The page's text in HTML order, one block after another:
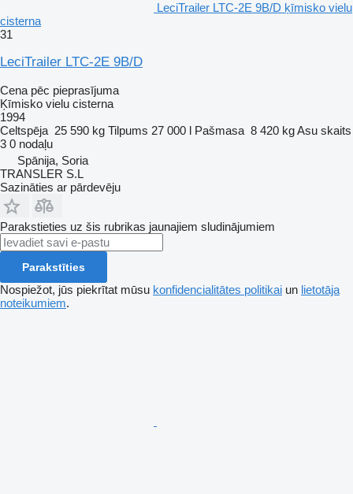
LeciTrailer LTC-2E 9B/D ķīmisko vielu
cisterna
31
LeciTrailer LTC-2E 9B/D
Cena pēc pieprasījuma
Ķīmisko vielu cisterna
1994
Celtspēja 25 590 kg Tilpums 27 000 l Pašmasa 8 420 kgAsu skaits
3 0 nodaļu
Spānija, Soria
TRANSLER S.L
Sazināties ar pārdevēju
Parakstieties uz šis rubrikas jaunajiem sludinājumiem
Parakstīties
Nospiežot, jūs piekrītat mūsu konfidencialitātes politikai un lietotāja
noteikumiem.